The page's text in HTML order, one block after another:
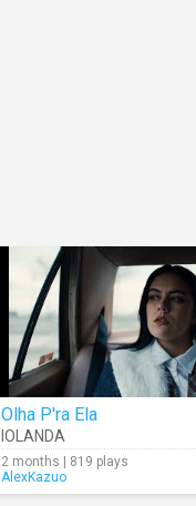
Olha P'ra Ela
IOLANDA
2 months | 819 plays
AlexKazuo